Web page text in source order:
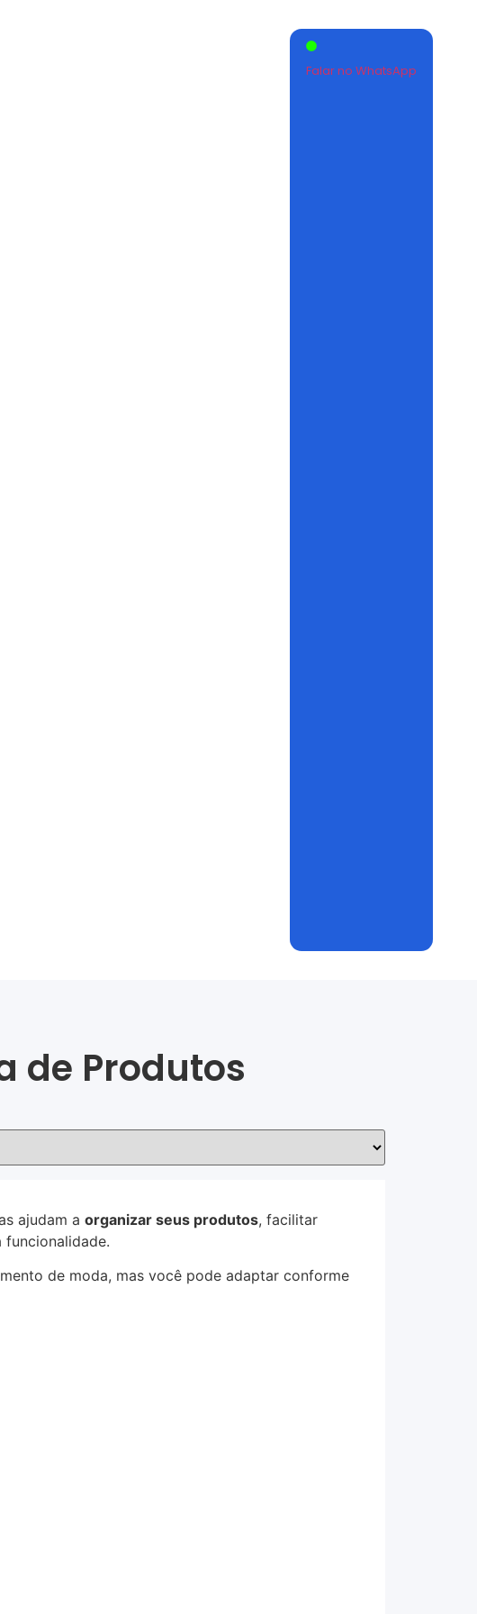
Falar no WhatsApp
de Produtos
ajudam a organizar seus produtos, facilitar
funcionalidade.
de moda, mas você pode adaptar conforme